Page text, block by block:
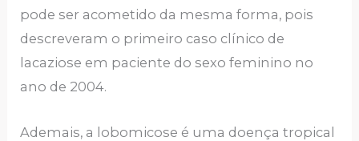
pode ser acometido da mesma forma, pois
descreveram o primeiro caso clínico de
lacaziose em paciente do sexo feminino no
ano de 2004.
Ademais, a lobomicose é uma doença tropical